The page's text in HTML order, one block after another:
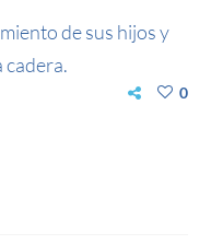
de sus hijos y
cadera.
0